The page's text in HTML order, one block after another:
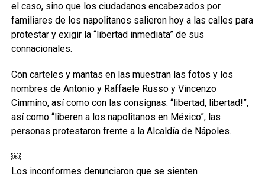
el caso, sino que los ciudadanos encabezados por
familiares de los napolitanos salieron hoy a las calles para
protestar y exigir la “libertad inmediata” de sus
connacionales.
Con carteles y mantas en las muestran las fotos y los
nombres de Antonio y Raffaele Russo y Vincenzo
Cimmino, así como con las consignas: “libertad, libertad!”,
así como “liberen a los napolitanos en México”, las
personas protestaron frente a la Alcaldía de Nápoles.
￼
Los inconformes denunciaron que se sienten